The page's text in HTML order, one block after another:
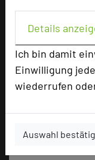
Details
Ich bin damit
Einwilligung
wiederrufen
Auswahl
Hoteldaten
Max.
U-Form
Parlamentarisch